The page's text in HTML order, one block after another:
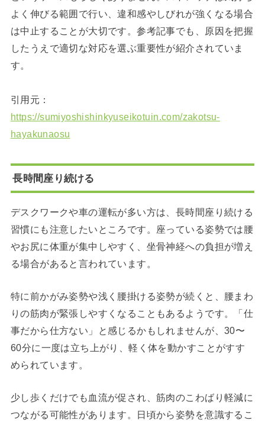
よく伸びる範囲で行い、違和感やしびれが強くなる場合
は中止することが大切です。参考記事でも、原因を把握
したうえで適切な対応を選ぶ重要性が紹介されていま
す。
引用元：
https://sumiyoshishinkyuseikotuin.com/zakotsu-
hayakunaosu
長時間座り続ける
デスクワークや車の運転が多い方は、長時間座り続ける
習慣にも注意したいところです。座っている姿勢では腰
やお尻に体重が集中しやすく、坐骨神経への負担が増え
る場合があると言われています。
特に前かがみ姿勢や浅く腰掛ける姿勢が続くと、腰まわ
りの筋肉が緊張しやすくなることもあるようです。「仕
事だから仕方ない」と感じるかもしれませんが、30〜
60分に一度は立ち上がり、軽く体を動かすことがすす
められています。
少し歩くだけでも血流が促され、筋肉のこわばり軽減に
つながる可能性があります。日頃から姿勢を意識するこ